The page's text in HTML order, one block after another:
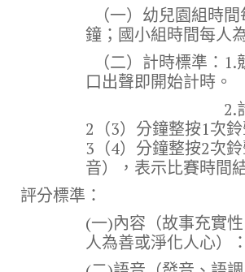
（一）幼兒園組時
鐘；國小組時間每人
（二）計時標準：1.
口出聲即開始計時。
2.計時
2（3）分鐘整按1次鈴
3（4）分鐘整按2次
音），表示比賽時間
評分標準：
(一)內容（故事充實
人為善或淨化人心）